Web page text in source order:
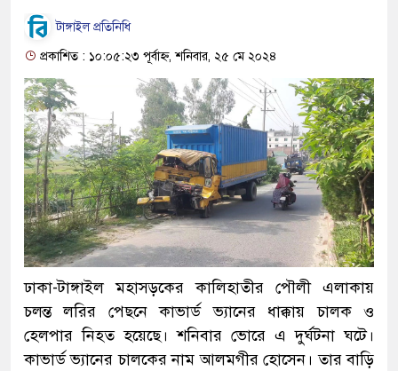
টাঙ্গাইল প্রতিনিধি
প্রকাশিত : ১০:০৫:২৩ পূর্বাহ্ন, শনিবার, ২৫ মে ২০২৪
ঢাকা-টাঙ্গাইল মহাসড়কের কালিহাতীর পৌলী এলাকায়
চলন্ত লরির পেছনে কাভার্ড ভ্যানের ধাক্কায় চালক ও
হেলপার নিহত হয়েছে। শনিবার ভোরে এ দুর্ঘটনা ঘটে।
কাভার্ড ভ্যানের চালকের নাম আলমগীর হোসেন। তার বাড়ি